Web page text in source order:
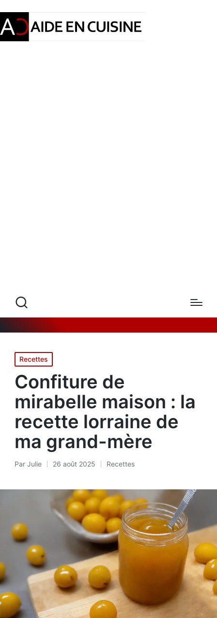
Posted
in
Recettes
Confiture de
mirabelle maison : la
recette lorraine de
ma grand-mère
Posté
Par Julie 26 août 2025
Posted
Recettes